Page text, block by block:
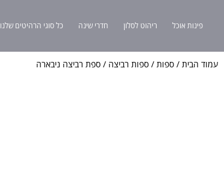
פינות אוכל ריהוט לסלון חדרי שינה כל סוגי הרהיטים שלנו
עמוד הבית / ספות / ספות רביצה / ספת רביצה ניבארה